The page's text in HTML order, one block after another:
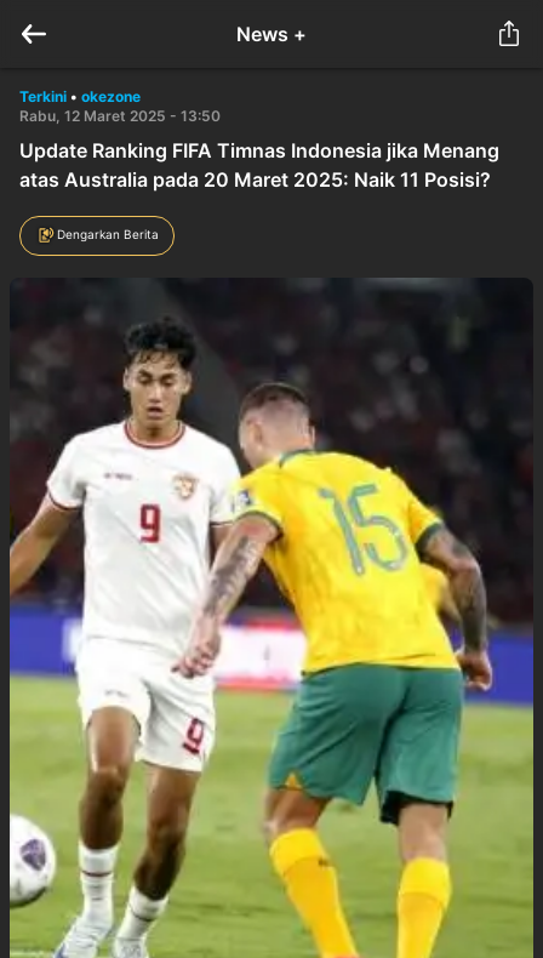
News +
Terkini • okezone
Rabu, 12 Maret 2025 - 13:50
Update Ranking FIFA Timnas Indonesia jika Menang
atas Australia pada 20 Maret 2025: Naik 11 Posisi?
Dengarkan Berita